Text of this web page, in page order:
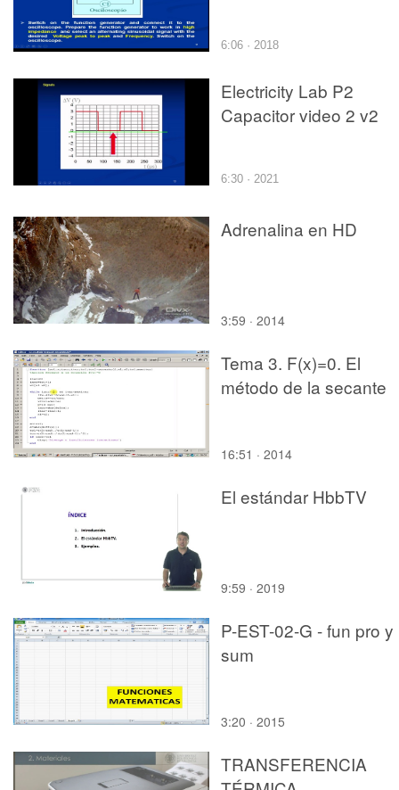
6:06 · 2018
Electricity Lab P2
Capacitor video 2 v2
6:30 · 2021
Adrenalina en HD
3:59 · 2014
Tema 3. F(x)=0. El
método de la secante
16:51 · 2014
El estándar HbbTV
9:59 · 2019
P-EST-02-G - fun pro y
sum
3:20 · 2015
TRANSFERENCIA